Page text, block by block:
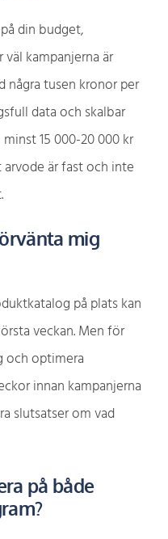
din budget,
kampanjerna är
några tusen kronor per
data och skalbar
15 000-20 000 kr
arvode är fast och inte
mig
på plats kan
veckan. Men för
och optimera
innan kampanjerna
slutsatser om vad
på både